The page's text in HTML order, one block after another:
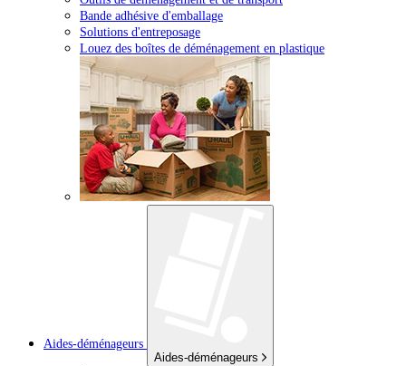
Bande adhésive d'emballage
Solutions d'entreposage
Louez des boîtes de déménagement en plastique
Aides-déménageurs
Aides-déménageurs